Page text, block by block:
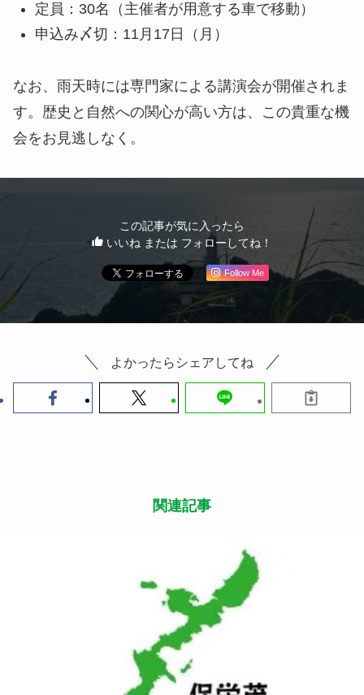
定員：30名（主催者が用意する車で移動）
申込み〆切：11月17日（月）
なお、雨天時には専門家による講演会が開催されま
す。歴史と自然への関心が高い方は、この貴重な機
会をお見逃しなく。
この記事が気に入ったら
いいね または フォローしてね！
Follow Me
よかったらシェアしてね
関連記事